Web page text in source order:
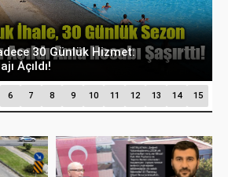
Ataç’a Zor Soru:
mi Tahsis Edildi?"
6 7 8 9 10 11 12 13 14 15